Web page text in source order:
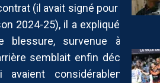
(il avait signé pour 1 an
2024-25), il a expliqué que
blessure, survenue à un
semblait enfin décoller
considérablement